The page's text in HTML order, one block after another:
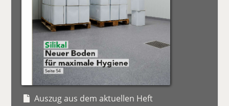
Auszug aus dem aktuellen Heft